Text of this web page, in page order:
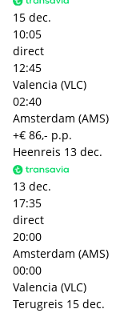
15 dec.
10:05
direct
12:45
Valencia (VLC)
02:40
Amsterdam (AMS)
+€ 86,- p.p.
Heenreis 13 dec.
13 dec.
17:35
direct
20:00
Amsterdam (AMS)
00:00
Valencia (VLC)
Terugreis 15 dec.